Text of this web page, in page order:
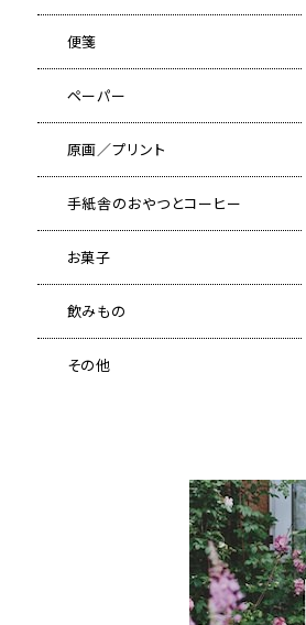
便箋
ペーパー
原画／プリント
手紙舎のおやつとコーヒー
お菓子
飲みもの
その他